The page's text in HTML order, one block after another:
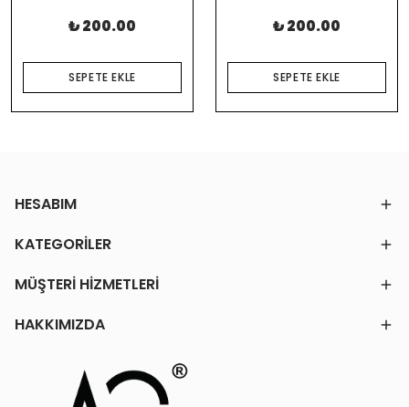
₺ 200.00
SEPETE EKLE
₺ 200.00
SEPETE EKLE
HESABIM
KATEGORİLER
MÜŞTERİ HİZMETLERİ
HAKKIMIZDA